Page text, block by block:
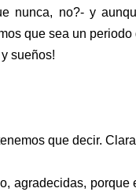
nunca, no?- y
que sea un
sueños!
que decir.
agradecidas,